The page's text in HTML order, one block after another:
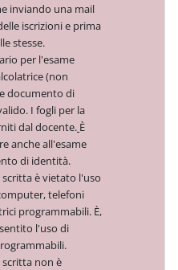
inviando una mail
iscrizioni e prima
stesse.
per l'esame
(non
documento di
I fogli per la
dal docente. È
anche all'esame
di identità.
è vietato l'uso
telefoni
programmabili. È,
l'uso di
non è